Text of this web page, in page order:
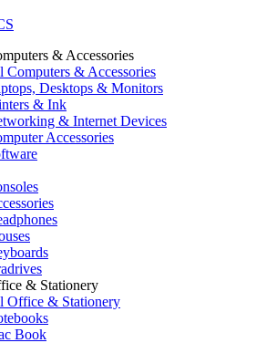
& Accessories
Computers & Accessories
Desktops & Monitors
& Ink
& Internet Devices
Accessories
& Stationery
Office & Stationery
Book